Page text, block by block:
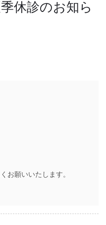
休診のお知ら
お願いいたします。